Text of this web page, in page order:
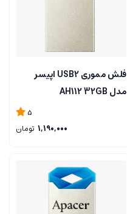
فلش مموری USB2 اپیسر
مدل AH112 32GB
5
1,190,000 تومان